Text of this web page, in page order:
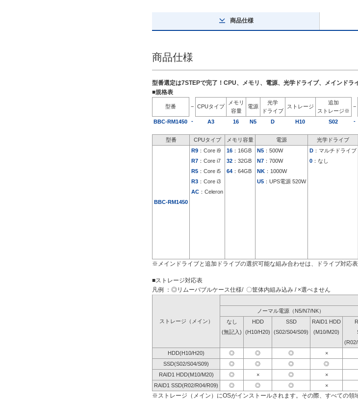
商品仕様
商品仕様
型番選定は7STEPで完了！CPU、メモリ、電源、光学ドライブ、メインドラ
■規格表
型番 − CPUタイプ
メモリ
容量
電源
光学
ドライブ
ストレージ
追加
ストレージ※
−
BBC-RM1450 - A3 16 N5 D H10 S02 -
型番 CPUタイプ メモリ容量 電源 光学ドライブ
BBC-RM1450
R9 ：Core i9 16 ：16GB N5 ：500W D ：マルチドライブ
R7 ：Core i7 32 ：32GB N7 ：700W 0 ：なし
R5 ：Core i5 64 ：64GB NK ：1000W
R3 ：Core i3 U5 ：UPS電源 520W
AC ：Celeron
※メインドライブと追加ドライブの選択可能な組み合わせは、ドライブ対応
■ストレージ対応表
凡例 ：◎リムーバブルケース仕様/ 〇筐体内組み込み / ×選べません
ノーマル電源（N5/N7/NK）
ストレージ（メイン）
なし HDD SSD RAID1 HDD
(無記入)
(H10/H20) (S02/S04/S09) (M10/M20)
HDD(H10/H20)
◎ ◎ ◎ ×
SSD(S02/S04/S09)
◎ ◎ ◎ ◎
RAID1 HDD(M10/M20)
◎ × ◎ ×
RAID1 SSD(R02/R04/R09)
◎ ◎ ◎ ×
※ストレージ（メイン）にOSがインストールされます。その際、すべての領